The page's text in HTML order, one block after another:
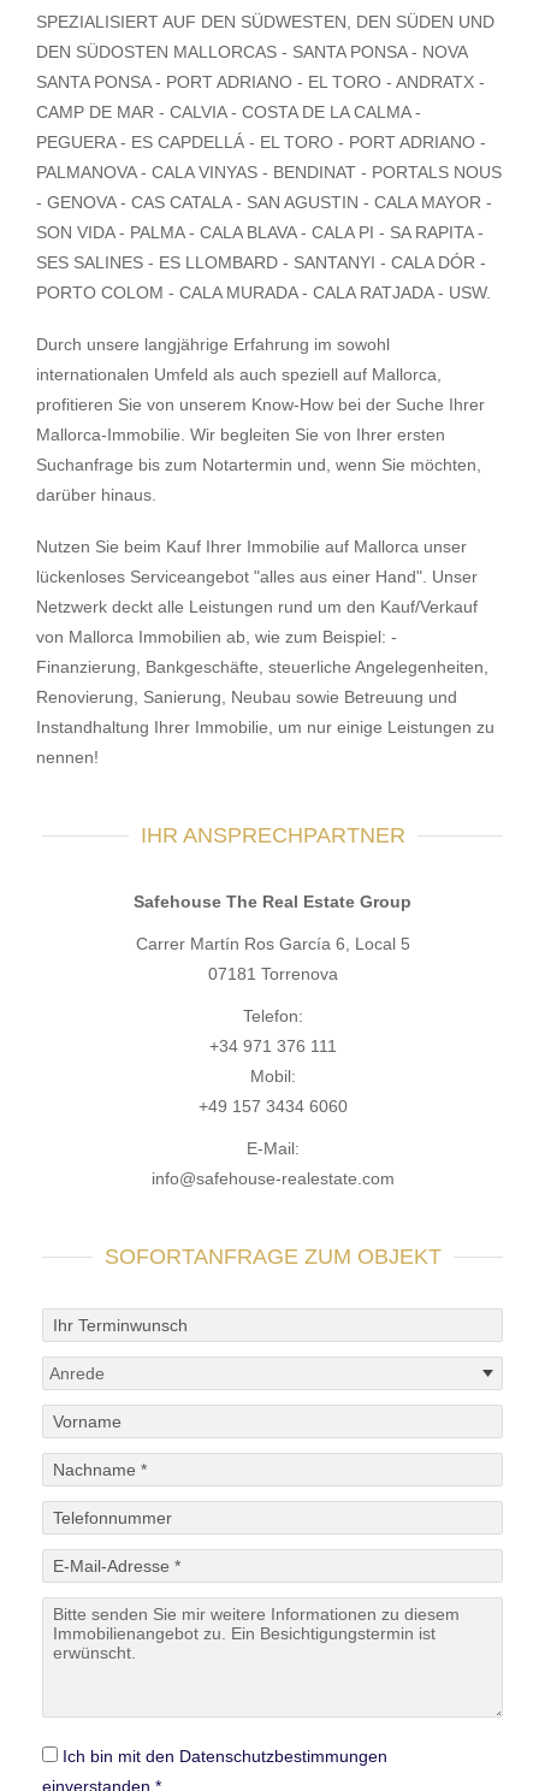
SPEZIALISIERT AUF DEN SÜDWESTEN, DEN SÜDEN UND
DEN SÜDOSTEN MALLORCAS - SANTA PONSA - NOVA
SANTA PONSA - PORT ADRIANO - EL TORO - ANDRATX -
CAMP DE MAR - CALVIA - COSTA DE LA CALMA -
PEGUERA - ES CAPDELLÁ - EL TORO - PORT ADRIANO -
PALMANOVA - CALA VINYAS - BENDINAT - PORTALS NOUS
- GENOVA - CAS CATALA - SAN AGUSTIN - CALA MAYOR -
SON VIDA - PALMA - CALA BLAVA - CALA PI - SA RAPITA -
SES SALINES - ES LLOMBARD - SANTANYI - CALA DÓR -
PORTO COLOM - CALA MURADA - CALA RATJADA - USW.
Durch unsere langjährige Erfahrung im sowohl
internationalen Umfeld als auch speziell auf Mallorca,
profitieren Sie von unserem Know-How bei der Suche Ihrer
Mallorca-Immobilie. Wir begleiten Sie von Ihrer ersten
Suchanfrage bis zum Notartermin und, wenn Sie möchten,
darüber hinaus.
Nutzen Sie beim Kauf Ihrer Immobilie auf Mallorca unser
lückenloses Serviceangebot "alles aus einer Hand". Unser
Netzwerk deckt alle Leistungen rund um den Kauf/Verkauf
von Mallorca Immobilien ab, wie zum Beispiel: -
Finanzierung, Bankgeschäfte, steuerliche Angelegenheiten,
Renovierung, Sanierung, Neubau sowie Betreuung und
Instandhaltung Ihrer Immobilie, um nur einige Leistungen zu
nennen!
IHR ANSPRECHPARTNER
Safehouse The Real Estate Group
Carrer Martín Ros García 6, Local 5
07181 Torrenova
Telefon:
+34 971 376 111
Mobil:
+49 157 3434 6060
E-Mail:
info@safehouse-realestate.com
SOFORTANFRAGE ZUM OBJEKT
Ich bin mit den Datenschutzbestimmungen
einverstanden.*